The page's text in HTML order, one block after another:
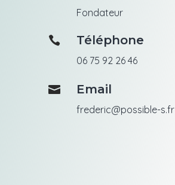
Fondateur
 Téléphone
06 75 92 26 46
 Email
frederic@possible-s.fr